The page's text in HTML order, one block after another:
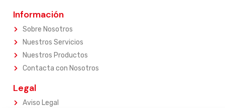
Información
Sobre Nosotros
Nuestros Servicios
Nuestros Productos
Contacta con Nosotros
Legal
Aviso Legal